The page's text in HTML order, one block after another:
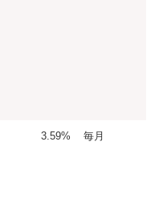
3.59% 毎月